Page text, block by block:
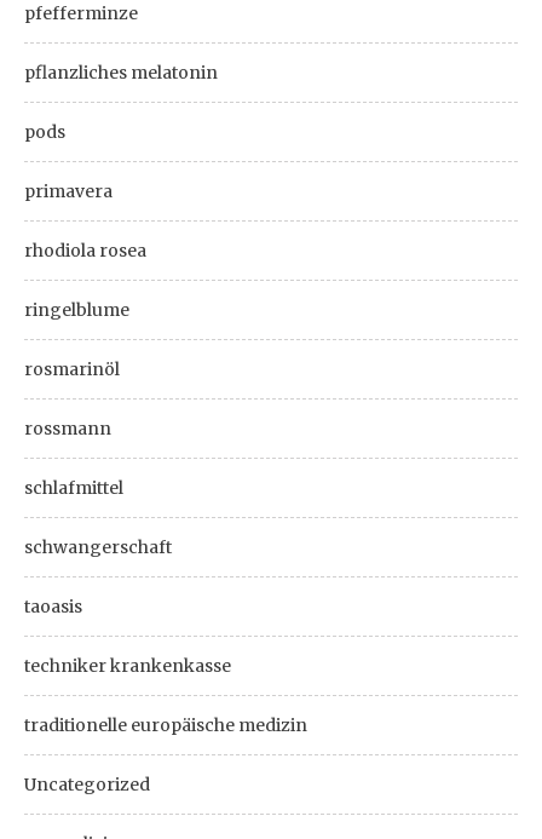
pfefferminze
pflanzliches melatonin
pods
primavera
rhodiola rosea
ringelblume
rosmarinöl
rossmann
schlafmittel
schwangerschaft
taoasis
techniker krankenkasse
traditionelle europäische medizin
Uncategorized